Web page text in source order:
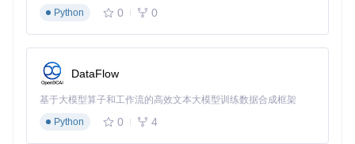
B. 内容分析和二次创作
根据你的选择，猫抓将为你推荐最适合的功能模块和使用技
巧。
实战应用：五大场景的效率革命
1. 终身学习资料库建设
Python
0 0
DataFlow
基于大模型算子和工作流的高效文本大模型训练数据合成框架
Python
0 4